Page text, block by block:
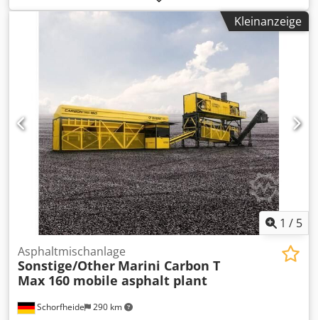
HochtemperaturkesselAB 1000 Hochtemperaturkessel -
1.000 Liter Inhalt - Baujahr 1978 Brenner "Weishaupt" -
Typ WL40Z-A Die Anlage ist funktionsbereit und befindet
sich in einem guten, gebrauchten Zustand. Irrtümer und
Zwischenverkauf vorbehalten. Dedpfx Aswlim Dsc Uowa
Anlagenstandort : D - 02943 Boxberg, OT Nochten,
Oberlausitz
Kleinanzeige
1 / 5
Schorfheide 290 km
Asphaltmischanlage
Sonstige/Other Marini Carbon T
Max 160 mobile asphalt plant